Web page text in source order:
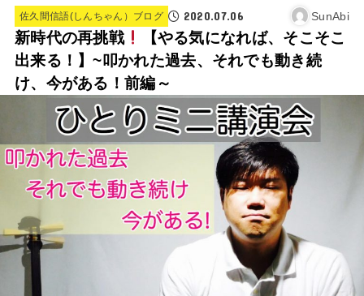
佐久間信語(しんちゃん）ブログ 2020.07.06 SunAbi
新時代の再挑戦
【やる気になれば、そこそこ
出来る！】~叩かれた過去、それでも動き続
け、今がある！前編～